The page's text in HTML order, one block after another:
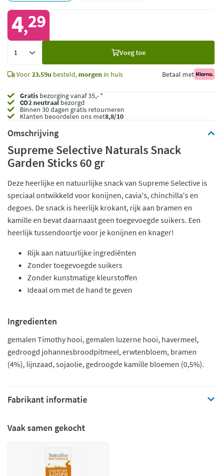
4,29
Voeg toe
Voor23.59u besteld, morgen in huis Betaal met
Gratis bezorging vanaf 35,- *
CO2 neutraalbezorgd
Binnen 30 dagen gratis retourneren
Klanten beoordelen ons met8,8/10
Omschrijving
Supreme Selective Naturals Snack
Garden Sticks 60 gr
Deze heerlijke en natuurlijke snack van Supreme Selective is
speciaal ontwikkeld voor konijnen, cavia's, chinchilla's en
degoes. De snack is heerlijk krokant, rijk aan bramen en
kamille en bevat daarnaast geen toegevoegde suikers. Een
heerlijk tussendoortje voor je konijnen en knager!
Rijk aan natuurlijke ingrediënten
Zonder toegevoegde suikers
Zonder kunstmatige kleurstoffen
Ideaal om met de hand te geven
Ingredienten
gemalen Timothy hooi, gemalen luzerne hooi, havermeel,
gedroogd johannesbroodpitmeel, erwtenbloem, bramen
(4%), lijnzaad, sojaolie, gedroogde kamille bloemen (0,5%).
Fabrikant informatie
Vaak samen gekocht